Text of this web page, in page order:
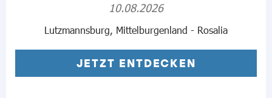
10.08.2026
Lutzmannsburg, Mittelburgenland - Rosalia
JETZT ENTDECKEN